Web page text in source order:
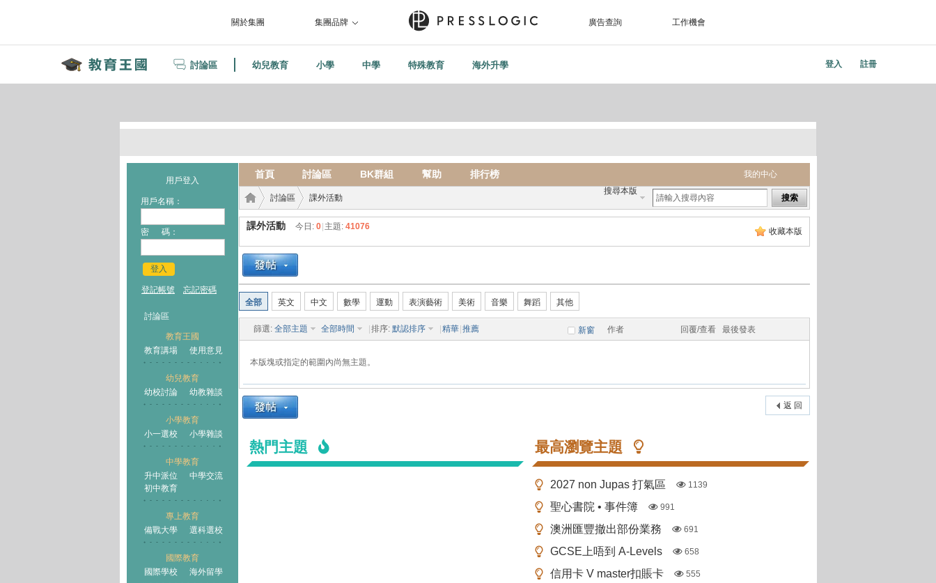
關於集團 集團品牌 廣告查詢 工作機會
討論區 幼兒教育 小學 中學 特殊教育 海外升學 登入 註冊
用戶登入
用戶名稱：
密 碼：
登入
登記帳號 忘記密碼
討論區
教育王國
教育講場
使用意見
幼兒教育
幼校討論
幼教雜談
小學教育
小一選校
小學雜談
中學教育
升中派位
中學交流
初中教育
專上教育
備戰大學
選科選校
國際教育
國際學校
海外留學
我的中心
首頁 討論區 BK群組 幫助 排行榜
搜尋本版
搜索
教育
王國
›
討論區
›
課外活動
收藏本版
課外活動 今日: 0 主題: 41076
全部 英文 中文 數學 運動 表演藝術 美術 音樂 舞蹈 其他
新窗
篩選: 全部主題 全部時間 排序: 默認排序 精華 推薦 作者 回覆/查看 最後發表
本版塊或指定的範圍內尚無主題。
返 回
熱門主題 最高瀏覽主題
2027 non Jupas 打氣區 1139
聖心書院 • 事件簿 991
澳洲匯豐撤出部份業務 691
GCSE上唔到 A-Levels 658
信用卡 V master扣賬卡 555